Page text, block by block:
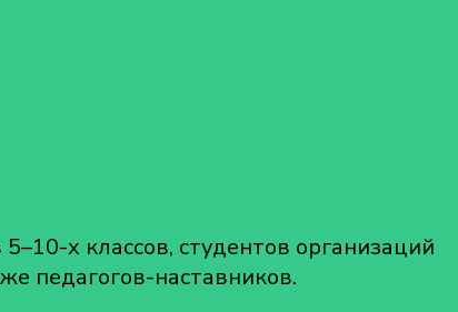
х классов, студентов организаций
педагогов-наставников.